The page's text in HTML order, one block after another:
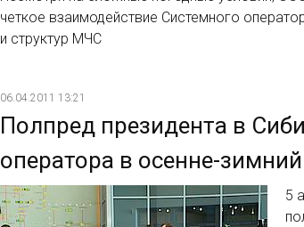
четкое взаимодействие Системного
и структур МЧС
06.04.2011 13:21
Полпред президента в
оператора в осенне-
5